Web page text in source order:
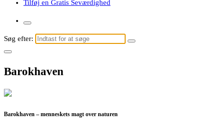
Tilføj en Gratis Seværdighed
Søg efter:
Barokhaven
Barokhaven – menneskets magt over naturen